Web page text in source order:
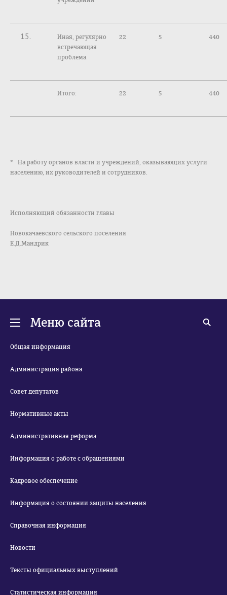
15.
Иная, регулярно
встречающая
проблема
22 5 440
Итого: 22 5 440
* На работу органов власти и учреждений, оказывающих услуги
населению, их руководителей и сотрудников.
Исполняющий обязанности главы
Новокачаевского сельского поселения
Е.Д.Мандрик
Меню сайта
Общая информация
Администрация района
Совет депутатов
Нормативные акты
Административная реформа
Информация о работе с обращениями
Кадровое обеспечение
Информация о состоянии защиты населения
Справочная информация
Новости
Тексты официальных выступлений
Статистическая информация